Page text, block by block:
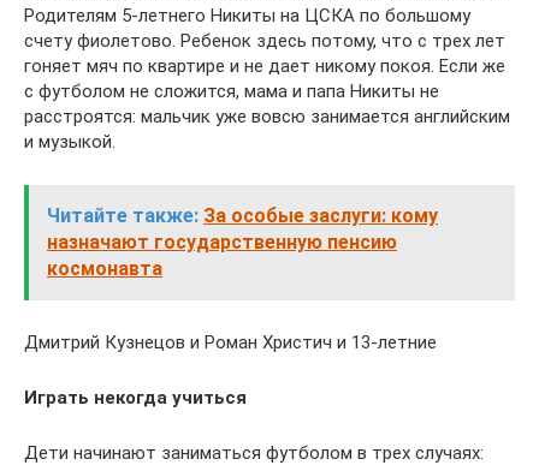
Родителям 5-летнего Никиты на ЦСКА по большому
счету фиолетово. Ребенок здесь потому, что с трех лет
гоняет мяч по квартире и не дает никому покоя. Если же
с футболом не сложится, мама и папа Никиты не
расстроятся: мальчик уже вовсю занимается английским
и музыкой.
Читайте также: За особые заслуги: кому
назначают государственную пенсию
космонавта
Дмитрий Кузнецов и Роман Христич и 13-летние
Играть некогда учиться
Дети начинают заниматься футболом в трех случаях: